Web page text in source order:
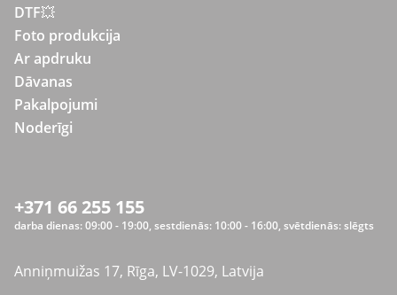
DTF💥
Foto produkcija
Ar apdruku
Dāvanas
Pakalpojumi
Noderīgi
+371 66 255 155
darba dienas: 09:00 - 19:00, sestdienās: 10:00 - 16:00, svētdienās: slēgts
Anniņmuižas 17, Rīga, LV-1029, Latvija